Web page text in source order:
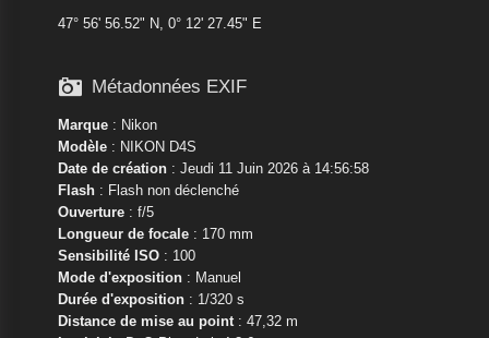
47° 56' 56.52" N, 0° 12' 27.45" E
 Métadonnées EXIF
Marque: Nikon
Modèle: NIKON D4S
Date de création: Jeudi 11 Juin 2026 à 14:56:58
Flash: Flash non déclenché
Ouverture: f/5
Longueur de focale: 170 mm
Sensibilité ISO: 100
Mode d'exposition: Manuel
Durée d'exposition: 1/320 s
Distance de mise au point: 47,32 m